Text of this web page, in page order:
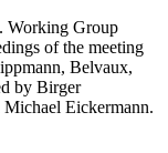
Working Group
of the meeting
Belvaux,
by Birger
Eickermann.